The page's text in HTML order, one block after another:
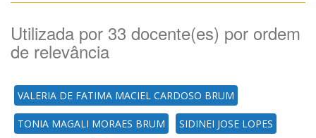
Utilizada por 33 docente(es) por ordem
de relevância
VALERIA DE FATIMA MACIEL CARDOSO BRUM
TONIA MAGALI MORAES BRUM SIDINEI JOSE LOPES